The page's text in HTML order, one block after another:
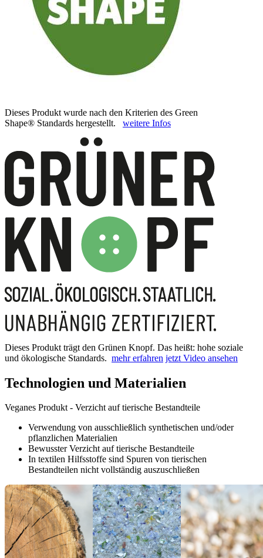
Dieses Produkt wurde nach den Kriterien des Green
Shape® Standards hergestellt. weitere Infos
Dieses Produkt trägt den Grünen Knopf. Das heißt: hohe soziale
und ökologische Standards. mehr erfahren jetzt Video ansehen
Technologien und Materialien
Veganes Produkt - Verzicht auf tierische Bestandteile
Verwendung von ausschließlich synthetischen und/oder
pflanzlichen Materialien
Bewusster Verzicht auf tierische Bestandteile
In textilen Hilfsstoffe sind Spuren von tierischen
Bestandteilen nicht vollständig auszuschließen